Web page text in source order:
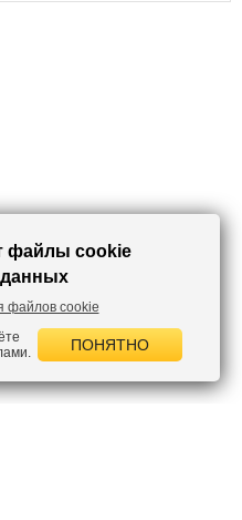
файлы cookie
файлов cookie
ПОНЯТНО